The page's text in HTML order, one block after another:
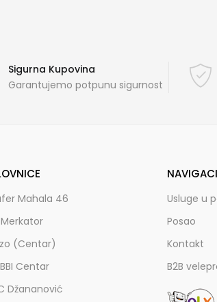
Sigurna Kupovina
Garantujemo potpunu sigurnost
Mahala 46
(Centar)
Centar
Džananović
Usluge u
Posao
Kontakt
B2B